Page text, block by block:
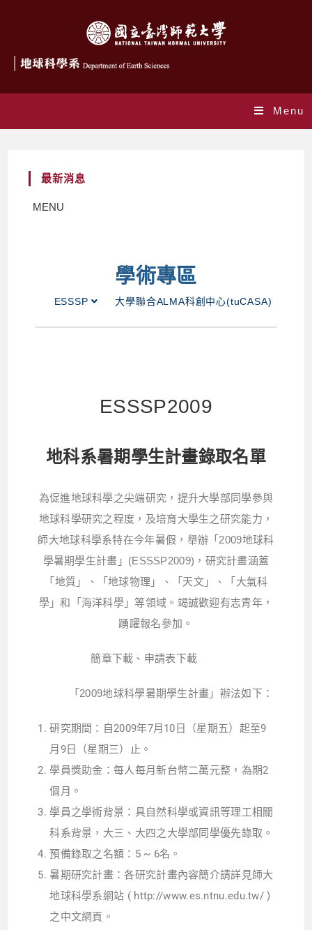
Menu
最新消息
MENU
學術專區
ESSSP 大學聯合ALMA科創中心(tuCASA)
ESSSP2009
地科系暑期學生計畫錄取名單
為促進地球科學之尖端研究，提升大學部同學參與
地球科學研究之程度，及培育大學生之研究能力，
師大地球科學系特在今年暑假，舉辦「2009地球科
學暑期學生計畫」(ESSSP2009)，研究計畫涵蓋
「地質」、「地球物理」、「天文」、「大氣科
學」和「海洋科學」等領域。竭誠歡迎有志青年，
踴躍報名參加。
簡章下載、申請表下載
「2009地球科學暑期學生計畫」辦法如下：
研究期間：自2009年7月10日（星期五）起至9
月9日（星期三）止。
學員獎助金：每人每月新台幣二萬元整，為期2
個月。
學員之學術背景：具自然科學或資訊等理工相關
科系背景，大三、大四之大學部同學優先錄取。
預備錄取之名額：5 ~ 6名。
暑期研究計畫：各研究計畫內容簡介請詳見師大
地球科學系網站 ( http://www.es.ntnu.edu.tw/ )
之中文網頁。